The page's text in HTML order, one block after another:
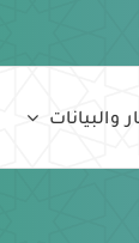
والبيانات